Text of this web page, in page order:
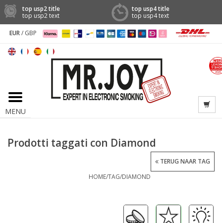
top usp2 title
top usp2 text
top usp4 title
top usp4 text
EUR/ GBP
MENU
Prodotti taggati con Diamond
HOME/TAG/DIAMOND
TERUG NAAR TAG